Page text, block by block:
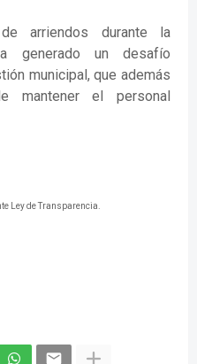
arriendos durante la
generado un desafío
municipal, que además
mantener el personal
Ley de Transparencia.